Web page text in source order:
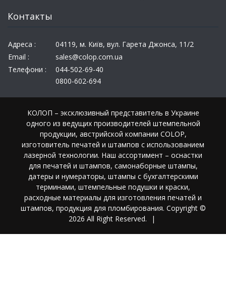
Контакты
Адреса :
04119, м. Київ, вул. Гарета Джонса, 11/2
Email :
sales@colop.com.ua
Телефони :
044-502-69-40
0800-602-694
КОЛОП – эксклюзивный представитель в Украине
одного из ведущих производителей штемпельной
продукции, австрийской компании COLOP,
изготовитель печатей и штампов с использованием
лазерной технологии. Наш ассортимент – оснастки
для печатей и штампов, самонаборные штампы,
датеры и нумераторы, штампы с бухгалтерскими
терминами, штемпельные подушки и краски,
расходные материалы для изготовления печатей и
штампов, продукция для пломбирования. Copyright ©
2026 All Right Reserved.
|